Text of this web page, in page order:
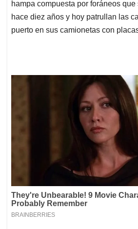
hampa compuesta por foráneos
hace diez años y hoy patrullan las
puerto en sus camionetas con